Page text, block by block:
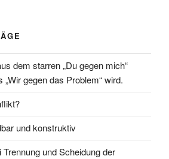
dem starren „Du gegen mich“
gegen das Problem“ wird.
und konstruktiv
und Scheidung der